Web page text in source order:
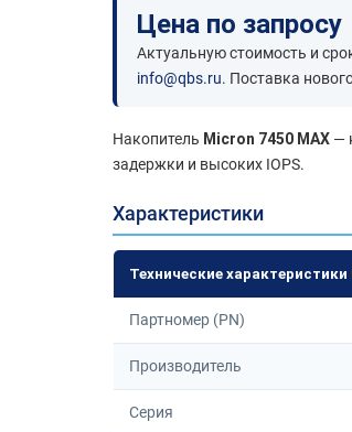
Цена по запросу
Актуальную стоимость и
info@qbs.ru. Поставка
Накопитель Micron 7450 MAX —
задержки и высоких IOPS.
Характеристики
Технические
Партномер (PN)
Производитель
Серия